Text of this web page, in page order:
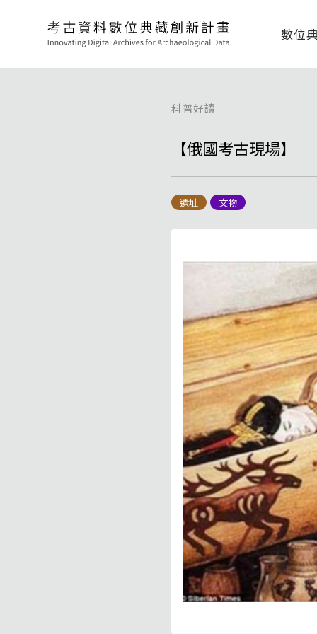
數位
科普好讀
【俄國考古現場】
遺址 文物